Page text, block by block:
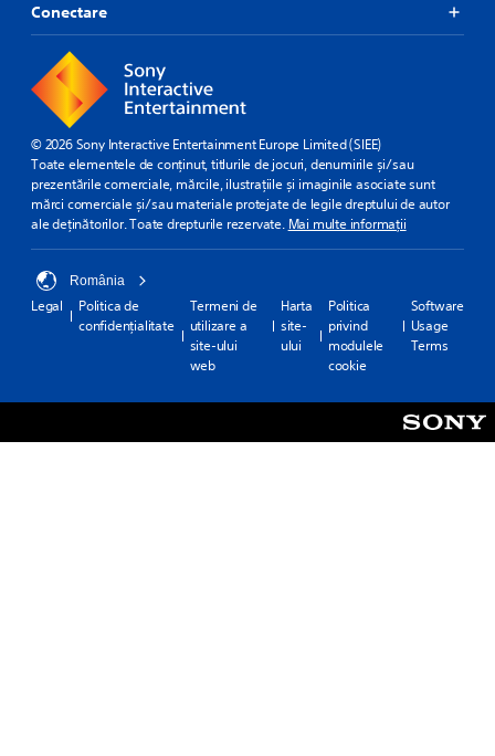
Conectare
© 2026 Sony Interactive Entertainment Europe Limited (SIEE)
Toate elementele de conținut, titlurile de jocuri, denumirile și/sau
prezentările comerciale, mărcile, ilustrațiile și imaginile asociate sunt
mărci comerciale și/sau materiale protejate de legile dreptului de autor
ale deținătorilor. Toate drepturile rezervate. Mai multe informații
România
Legal
Politica de
confidențialitate
Termeni de
utilizare a
site-ului
web
Harta
site-
ului
Politica
privind
modulele
cookie
Software
Usage
Terms